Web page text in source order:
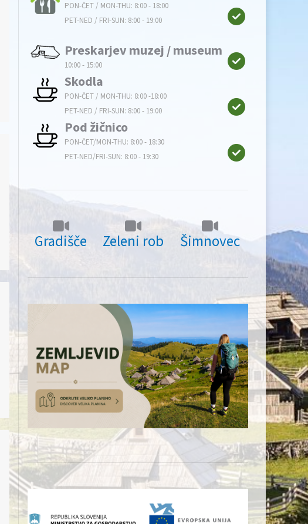
PON-ČET / MON-THU: 8:00 - 18:00
PET-NED / FRI-SUN: 8:00 - 19:00
Preskarjev muzej / museum
10:00 - 15:00
Skodla
PON-ČET / MON-THU: 8:00 -18:00
PET-NED / FRI-SUN: 8:00 - 19:00
Pod žičnico
PON-ČET/MON-THU: 8:00 - 18:30
PET-NED/FRI-SUN: 8:00 - 19:30
Gradišče Zeleni rob Šimnovec